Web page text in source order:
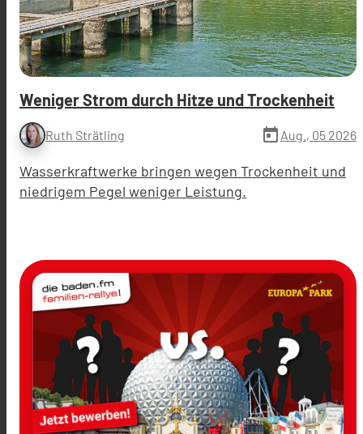
Weniger Strom durch Hitze und Trockenheit
Ruth Strätling today Aug., 05 2026
Wasserkraftwerke bringen wegen Trockenheit und
niedrigem Pegel weniger Leistung.